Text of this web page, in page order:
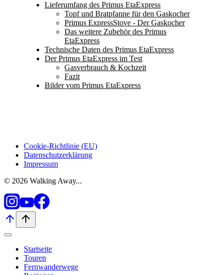
Lieferumfang des Primus EtaExpress
Topf und Bratpfanne für den Gaskocher
Primus ExpressStove - Der Gaskocher
Das weitere Zubehör des Primus
EtaExpress
Technische Daten des Primus EtaExpress
Der Primus EtaExpress im Test
Gasverbrauch & Kochzeit
Fazit
Bilder vom Primus EtaExpress
Cookie-Richtlinie (EU)
Datenschutzerklärung
Impressum
© 2026 Walking Away...
Startseite
Touren
Fernwanderwege